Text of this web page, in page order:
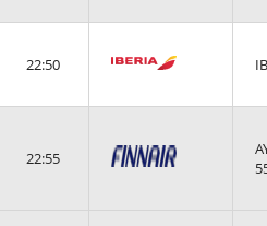
22:50
22:55